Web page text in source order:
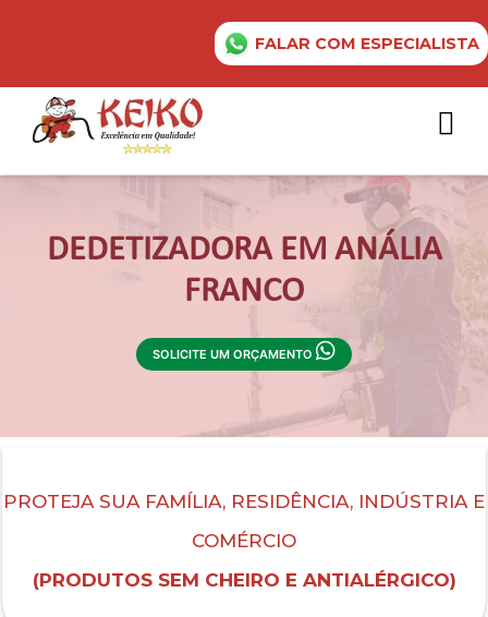
FALAR COM ESPECIALISTA
DEDETIZADORA EM ANÁLIA
FRANCO
SOLICITE UM ORÇAMENTO
PROTEJA SUA FAMÍLIA, RESIDÊNCIA, INDÚSTRIA E
COMÉRCIO
(PRODUTOS SEM CHEIRO E ANTIALÉRGICO)